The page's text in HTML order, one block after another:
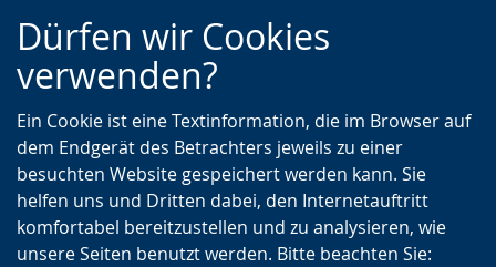
Zur
Hauptnavigation
Zur
Seitennavigation
Zum
Inhalt
Dürfen wir Cookies
verwenden?
Ein Cookie ist eine Textinformation, die im Browser auf
dem Endgerät des Betrachters jeweils zu einer
besuchten Website gespeichert werden kann. Sie
helfen uns und Dritten dabei, den Internetauftritt
komfortabel bereitzustellen und zu analysieren, wie
unsere Seiten benutzt werden. Bitte beachten Sie: